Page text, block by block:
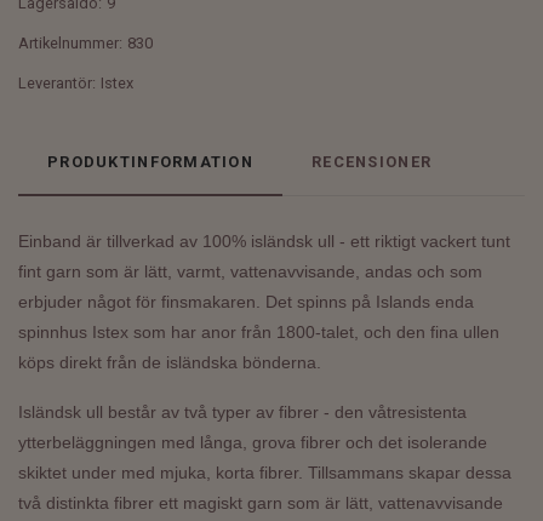
Artikelnummer: 830
Leverantör: Istex
PRODUKTINFORMATION RECENSIONER
Einband är tillverkad av 100% isländsk ull - ett riktigt vackert tunt
fint garn som är lätt, varmt, vattenavvisande, andas och som
erbjuder något för finsmakaren. Det spinns på Islands enda
spinnhus Istex som har anor från 1800-talet, och den fina ullen
köps direkt från de isländska bönderna.
Isländsk ull består av två typer av fibrer - den våtresistenta
ytterbeläggningen med långa, grova fibrer och det isolerande
skiktet under med mjuka, korta fibrer. Tillsammans skapar dessa
två distinkta fibrer ett magiskt garn som är lätt, vattenavvisande